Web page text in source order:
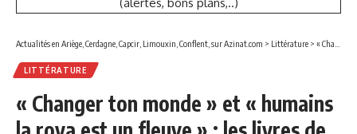
(alertes, bons plans,..)
Actualités en Ariège, Cerdagne, Capcir, Limouxin, Conflent, sur Azinat.com > Littérature > « Changer ton monde » et « humains la roya est un fleuve » : les livres de la semaine
LITTÉRATURE
« Changer ton monde » et « humains